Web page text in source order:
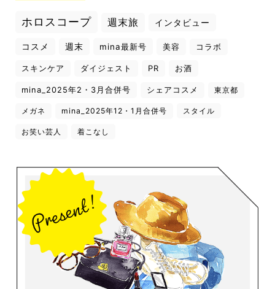
ホロスコープ 週末旅 インタビュー
コスメ 週末 mina最新号 美容 コラボ
スキンケア ダイジェスト PR お酒
mina_2025年2・3月合併号 シェアコスメ 東京都
メガネ mina_2025年12・1月合併号 スタイル
お笑い芸人 着こなし